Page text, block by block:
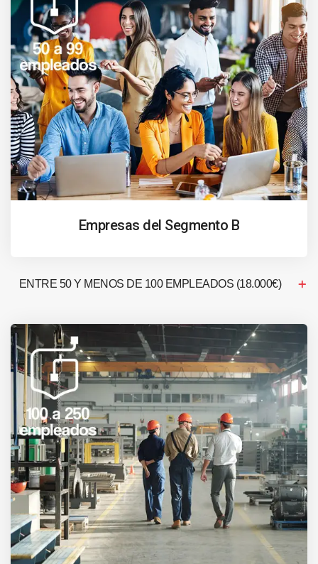
Empresas del Segmento B
ENTRE 50 Y MENOS DE 100 EMPLEADOS (18.000€)